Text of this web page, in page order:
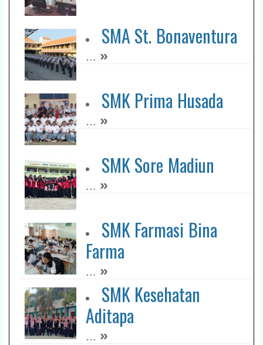
SMA St. Bonaventura
... »
SMK Prima Husada
... »
SMK Sore Madiun
... »
SMK Farmasi Bina
Farma
... »
SMK Kesehatan
Aditapa
... »